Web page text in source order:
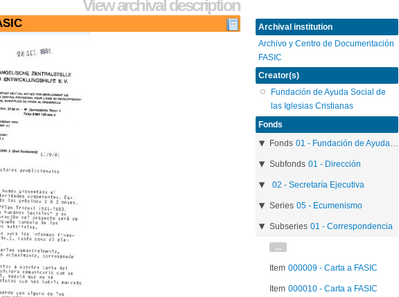
View archival description
Archival institution
Archivo y Centro de Documentación
FASIC
Creator(s)
Fundación de Ayuda Social de
las Iglesias Cristianas
Fonds
Fonds 01 - Fundación de Ayuda Social de las Iglesias Cristianas
Subfonds 01 - Dirección
02 - Secretaría Ejecutiva
Series 05 - Ecumenismo
Subseries 01 - Correspondencia
...
Item 000009 - Carta a FASIC
Item 000010 - Carta a FASIC